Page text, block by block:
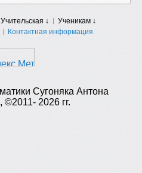
Учительская ↓
Ученикам ↓
Контактная информация
Сугоняка Антона
©2011- 2026 гг.